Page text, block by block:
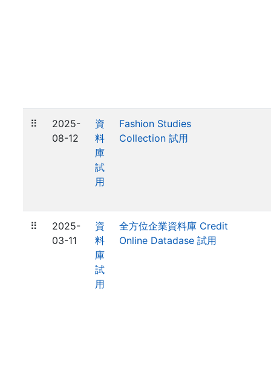
⠿
2025-
08-12
資
料
庫
試
用
Fashion Studies
Collection 試用
⠿
2025-
03-11
資
料
庫
試
用
全方位企業資料庫 Credit
Online Datadase 試用